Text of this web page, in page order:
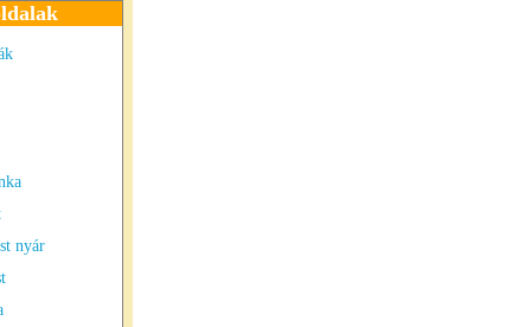
nyár